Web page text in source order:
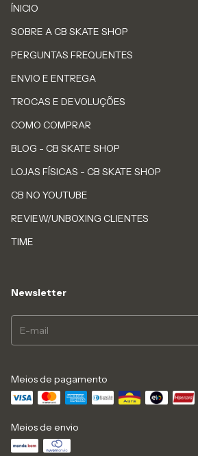
ÍNICIO
SOBRE A CB SKATE SHOP
PERGUNTAS FREQUENTES
ENVIO E ENTREGA
TROCAS E DEVOLUÇÕES
COMO COMPRAR
BLOG - CB SKATE SHOP
LOJAS FÍSICAS - CB SKATE SHOP
CB NO YOUTUBE
REVIEW/UNBOXING CLIENTES
TIME
Newsletter
Meios de pagamento
Meios de envio